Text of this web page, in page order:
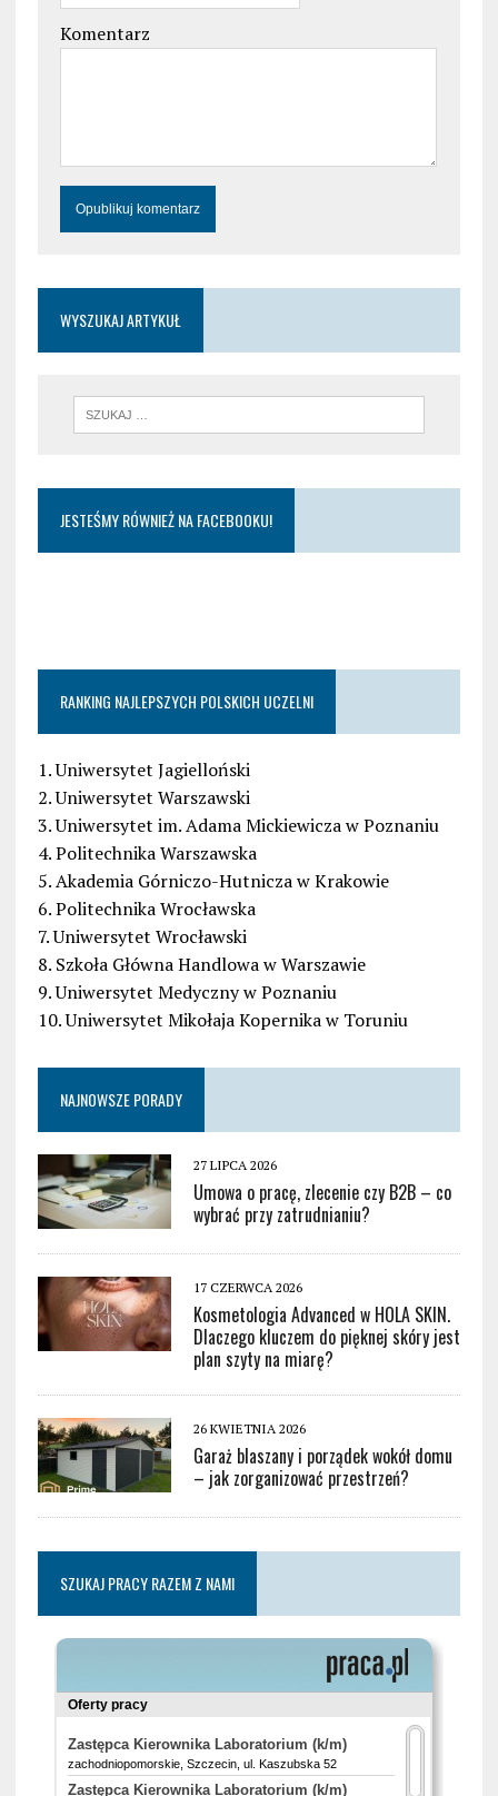
Komentarz
WYSZUKAJ ARTYKUŁ
JESTEŚMY RÓWNIEŻ NA FACEBOOKU!
RANKING NAJLEPSZYCH POLSKICH UCZELNI
1. Uniwersytet Jagielloński
2. Uniwersytet Warszawski
3. Uniwersytet im. Adama Mickiewicza w Poznaniu
4. Politechnika Warszawska
5. Akademia Górniczo-Hutnicza w Krakowie
6. Politechnika Wrocławska
7. Uniwersytet Wrocławski
8. Szkoła Główna Handlowa w Warszawie
9. Uniwersytet Medyczny w Poznaniu
10. Uniwersytet Mikołaja Kopernika w Toruniu
NAJNOWSZE PORADY
27 LIPCA 2026
Umowa o pracę, zlecenie czy B2B – co
wybrać przy zatrudnianiu?
17 CZERWCA 2026
Kosmetologia Advanced w HOLA SKIN.
Dlaczego kluczem do pięknej skóry jest
plan szyty na miarę?
26 KWIETNIA 2026
Garaż blaszany i porządek wokół domu
– jak zorganizować przestrzeń?
SZUKAJ PRACY RAZEM Z NAMI